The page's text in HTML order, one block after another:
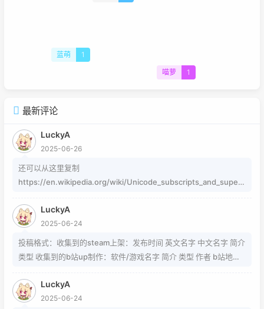
喵萝 1
蓝萌 1
最新评论
LuckyA
2025-06-26
还可以从这里复制
https://en.wikipedia.org/wiki/Unicode_subscripts_and_supers
https://www.jiuwa.net/xzm/ 相关问题可以在这里找到
https://www.zhihu.com/question/54913586/answer/8092801
89 https://www.zhihu.com/question/339693605 事实上用的是
word中的Cambria Math和Helvetica字体弄出来的 但经过试验发
的就不需要我教了 上标:sup 下标:sub 上标:上标文字 下标:下标文字
当然网页中就需要代码了
LuckyA
2025-06-24
投稿格式：收集到的steam上架：发布时间 英文名字 中文名字 简介
类型 收集到的b站up制作：软件/游戏名字 简介 类型 作者 b站地址
LuckyA
2025-06-24